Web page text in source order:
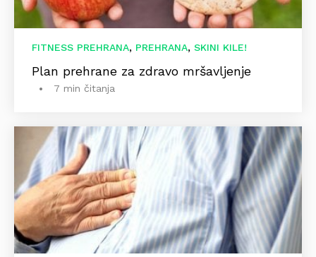
FITNESS PREHRANA, PREHRANA, SKINI KILE!
Plan prehrane za zdravo mršavljenje
7 min čitanja